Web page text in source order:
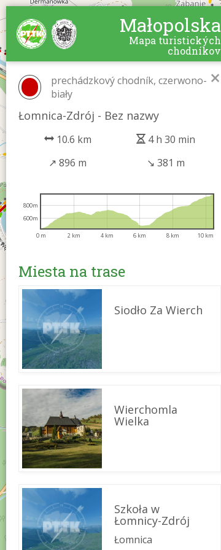
Małopolska
Mapa turistických
chodníkov
×
prechádzkový chodník, czerwono-
biały
Łomnica-Zdrój - Bez nazwy
10.6 km
4 h 30 min
↗ 896 m ↘ 381 m
0 m 2 km 4 km 6 km 8 km 10 km
600m
800m
Miesta na trase
Siodło Za Wierch
Wierchomla
Wielka
Szkoła w
Łomnicy-Zdrój
Łomnica